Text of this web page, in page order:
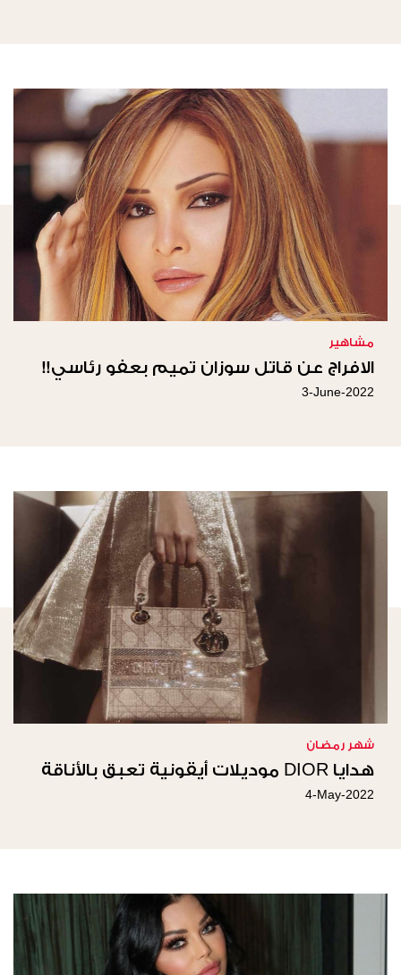
مشاهير
الافراج عن قاتل سوزان تميم بعفو رئاسي!!
3-June-2022
شهر رمضان
هدايا DIOR موديلات أيقونية تعبق بالأناقة
4-May-2022